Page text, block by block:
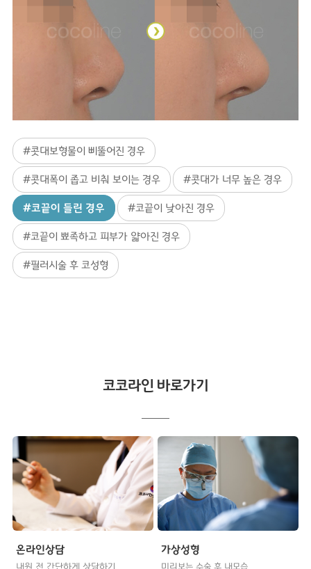
#콧대보형물이 삐뚤어진 경우
#콧대폭이 좁고 비춰 보이는 경우 #콧대가 너무 높은 경우
#코끝이 들린 경우 #코끝이 낮아진 경우
#코끝이 뾰족하고 피부가 얇아진 경우
#필러시술 후 코성형
코코라인 바로가기
온라인상담
내원 전 간단하게 상담하기
가상성형
미리보는 수술 후 내모습